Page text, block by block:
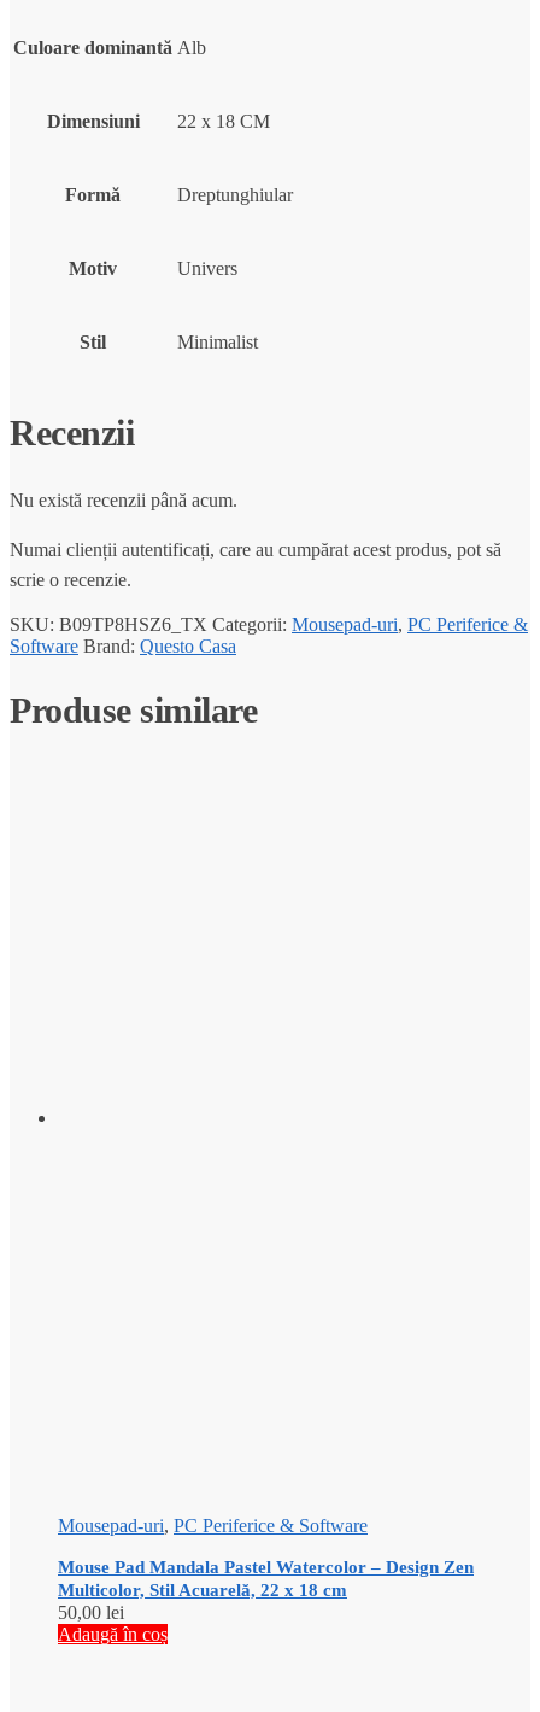
Culoare dominantă Alb
Dimensiuni 22 x 18 CM
Formă Dreptunghiular
Motiv Univers
Stil Minimalist
Recenzii
Nu există recenzii până acum.
Numai clienții autentificați, care au cumpărat acest produs, pot să
scrie o recenzie.
SKU: B09TP8HSZ6_TX Categorii: Mousepad-uri, PC Periferice &
Software Brand: Questo Casa
Produse similare
Mousepad-uri, PC Periferice & Software
Mouse Pad Mandala Pastel Watercolor – Design Zen
Multicolor, Stil Acuarelă, 22 x 18 cm
50,00 lei
Adaugă în coș